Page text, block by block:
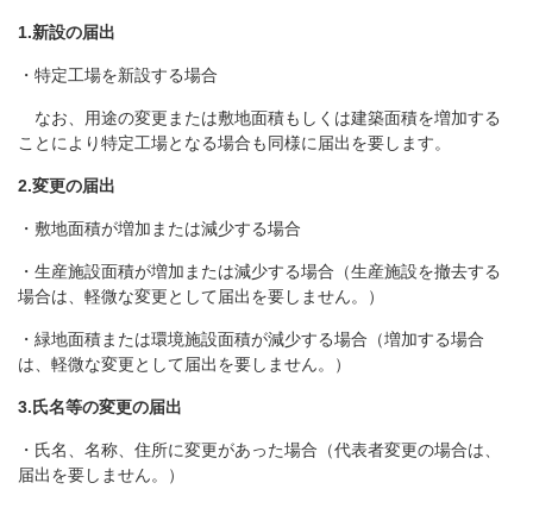
1.新設の届出
・特定工場を新設する場合
なお、用途の変更または敷地面積もしくは建築面積を増加する
ことにより特定工場となる場合も同様に届出を要します。
2.変更の届出
・敷地面積が増加または減少する場合
・生産施設面積が増加または減少する場合（生産施設を撤去する
場合は、軽微な変更として届出を要しません。）
・緑地面積または環境施設面積が減少する場合（増加する場合
は、軽微な変更として届出を要しません。）
3. 氏名等の変更の届出
・氏名、名称、住所に変更があった場合（代表者変更の場合は、
届出を要しません。）